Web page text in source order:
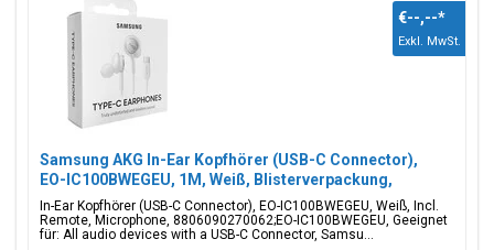
Samsung AKG In-Ear Kopfhörer (USB-C Connector),
EO-IC100BWEGEU, 1M, Weiß, Blisterverpackung,
8806090270062;EO-IC100BWEGEU
In-Ear Kopfhörer (USB-C Connector), EO-IC100BWEGEU, Weiß, Incl.
Remote, Microphone, 8806090270062;EO-IC100BWEGEU, Geeignet
für: All audio devices with a USB-C Connector, Samsu...
€--,--*
Exkl. MwSt.